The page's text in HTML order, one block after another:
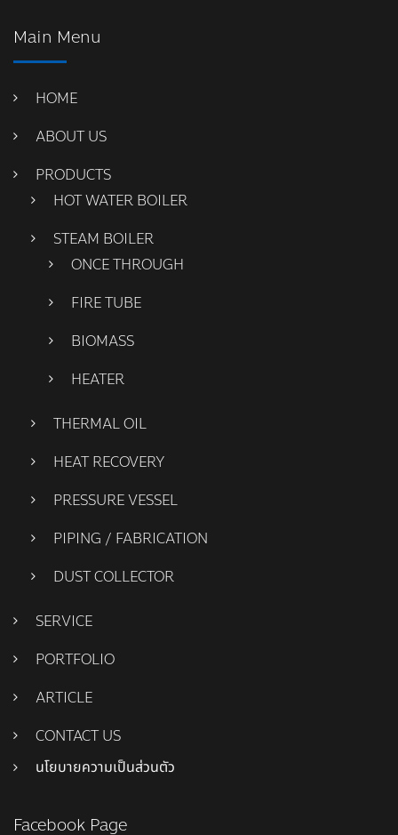
Main Menu
HOME
ABOUT US
PRODUCTS
HOT WATER BOILER
STEAM BOILER
ONCE THROUGH
FIRE TUBE
BIOMASS
HEATER
THERMAL OIL
HEAT RECOVERY
PRESSURE VESSEL
PIPING / FABRICATION
DUST COLLECTOR
SERVICE
PORTFOLIO
ARTICLE
CONTACT US
นโยบายความเป็นส่วนตัว
Facebook Page